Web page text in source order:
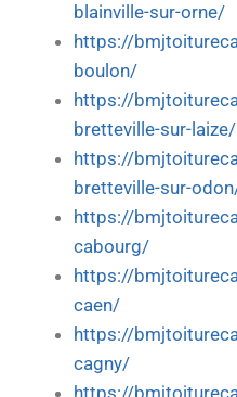
blainville-sur-orne/
https://
boulon/
https://
bretteville-sur-laize/
https://
bretteville-sur-
https://
cabourg/
https://
caen/
https://
cagny/
https://